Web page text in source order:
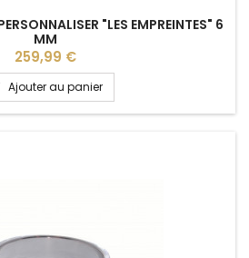
"LES EMPREINTES" 6
MM
Prix
259,99 €
Ajouter au panier